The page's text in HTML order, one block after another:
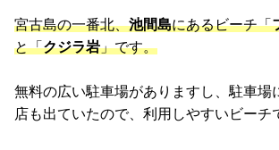
宮古島の一番北、池間島にあるビーチ「
と「クジラ岩」です。
無料の広い駐車場がありますし、駐車場
店も出ていたので、利用しやすいビーチ